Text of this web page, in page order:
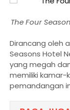
The Four
Dirancang oleh
Seasons Hotel
yang megah
memiliki kamar-
pemandangan